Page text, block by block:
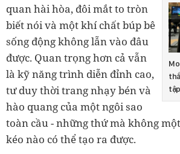
quan hài hòa, đôi mắt to tròn
biết nói và một khí chất búp bê
sống động không lẫn vào đâu
được. Quan trọng hơn cả vẫn
là kỹ năng trình diễn đỉnh cao,
tư duy thời trang nhạy bén và
hào quang của một ngôi sao
toàn cầu - những thứ mà không
kéo nào có thể tạo ra được.